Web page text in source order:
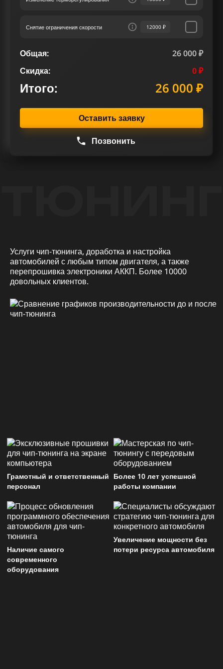
Снятие ограничения скорости 12000 ₽
Общая:
26 000 ₽
Скидка:
0 ₽
Итого: 26 000 ₽
Оставить заявку
Позвонить
Услуги чип-тюнинга, доработка и настройка
автомобилей с любым типом двигателя, а также
перепрошивка электроники АККП. Более 10000
довольных клиентов.
Грамотный и ответственный
персонал
Более 10 лет успешной
работы компании
Наличие самого
современного
оборудования
Увеличение мощности без
потери ресурса автомобиля